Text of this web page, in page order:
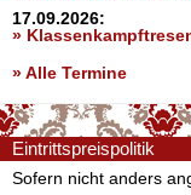
17.09.2026:
»
» Alle Termine
Eintrittspreispolitik
Sofern nicht anders